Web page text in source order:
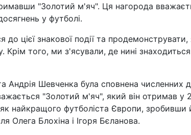
"Золотий м'яч". Ця нагорода
у футболі.
до цієї знакової події та
Крім того, ми з'ясували, де нині
Андрія Шевченка була сповнена численних
"Золотий м'яч", який він отримав у
найкращого футболіста Європи, зробивши
Олега Блохіна і Ігоря Бєланова.